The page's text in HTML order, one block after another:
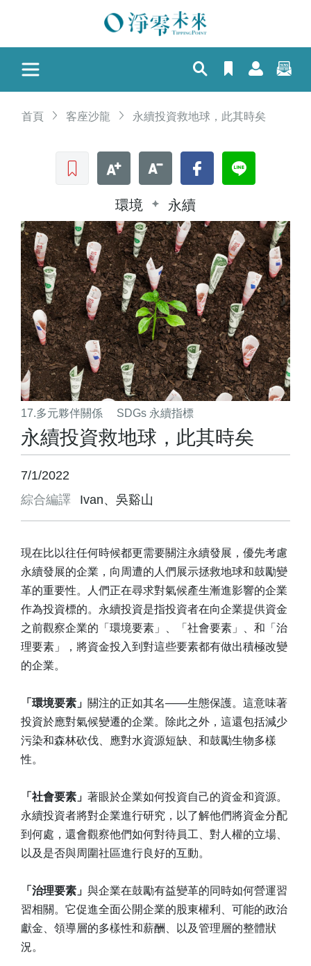
首頁 客座沙龍 永續投資救地球，此其時矣
收藏文章 文字加大 文字縮小 Facebook
環境 永續
17.多元夥伴關係 SDGs 永續指標
永續投資救地球，此其時矣
7/1/2022
綜合編譯
Ivan、吳谿山
現在比以往任何時候都更需要關注永續發展，優先考慮
永續發展的企業，向周遭的人們展示拯救地球和鼓勵變
革的重要性。人們正在尋求對氣候產生漸進影響的企業
作為投資標的。永續投資是指投資者在向企業提供資金
之前觀察企業的「環境要素」、「社會要素」、和「治
理要素」，將資金投入到對這些要素都有做出積極改變
的企業。
「環境要素」 關注的正如其名——生態保護。這意味著
投資於應對氣候變遷的企業。除此之外，這還包括減少
污染和森林砍伐、應對水資源短缺、和鼓勵生物多樣
性。
「社會要素」 著眼於企業如何投資自己的資金和資源。
永續投資者將對企業進行研究，以了解他們將資金分配
到何處，還會觀察他們如何對待員工、對人權的立場、
以及是否與周圍社區進行良好的互動。
「治理要素」 與企業在鼓勵有益變革的同時如何營運習
習相關。它促進全面公開企業的股東權利、可能的政治
獻金、領導層的多樣性和薪酬、以及管理層的整體狀
況。